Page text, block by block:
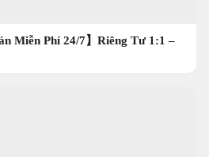
Miễn Phí 24/7】Riêng Tư 1:1 –